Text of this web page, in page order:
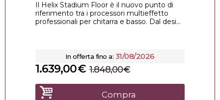
Il Helix Stadium Floor è il nuovo punto di
riferimento tra i processori multieffetto
professionali per chitarra e basso. Dal desi...
In offerta fino a: 31/08/2026
€
1.639,00 €
1.848,00
Compra